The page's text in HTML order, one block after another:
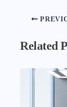
Related